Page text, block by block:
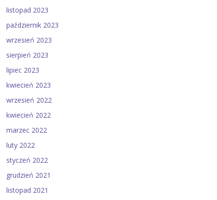
listopad 2023
październik 2023
wrzesień 2023
sierpień 2023
lipiec 2023
kwiecień 2023
wrzesień 2022
kwiecień 2022
marzec 2022
luty 2022
styczeń 2022
grudzień 2021
listopad 2021